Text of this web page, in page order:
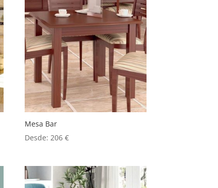
Mesa Bar
Desde:206€